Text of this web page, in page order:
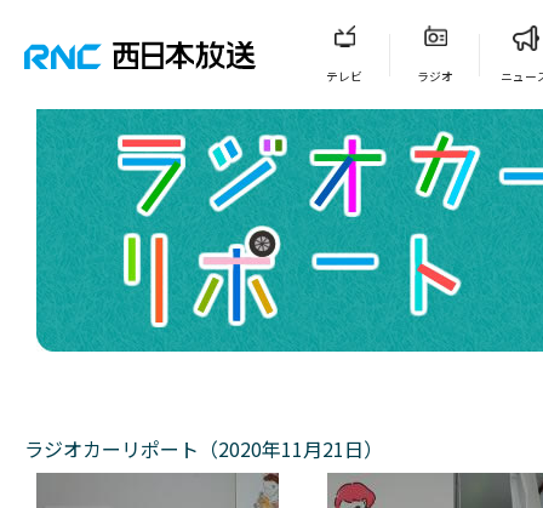
テレビ ラジオ ニュー
ラジオカーリポート（2020年11月21日）